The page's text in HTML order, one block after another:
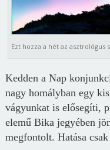
Ezt hozza a hét az asztrológus
Kedden a Nap
nagy homályban egy
vágyunkat is elősegíti,
elemű Bika jegyében
megfontolt. Hatása